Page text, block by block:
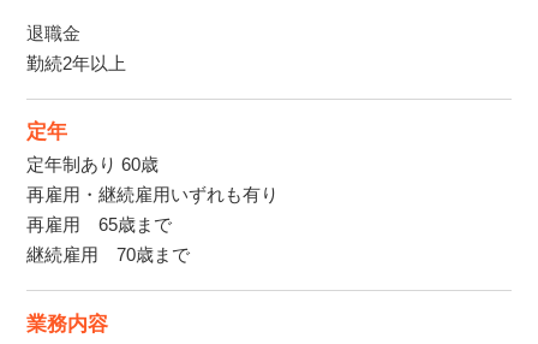
退職金
勤続2年以上
定年
定年制あり 60歳
再雇用・継続雇用いずれも有り
再雇用 65歳まで
継続雇用 70歳まで
業務内容